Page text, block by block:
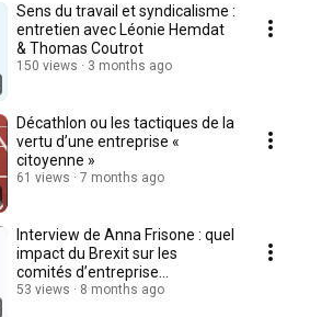
Sens du travail et syndicalisme :
entretien avec Léonie Hemdat
& Thomas Coutrot
150 views 3 months ago
Décathlon ou les tactiques de la
vertu d’une entreprise «
citoyenne »
61 views 7 months ago
Interview de Anna Frisone : quel
impact du Brexit sur les
comités d’entreprise
européens?
53 views 8 months ago